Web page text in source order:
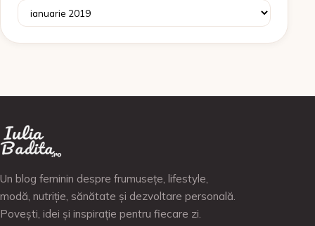
Arhive
Un blog feminin despre frumusețe, lifestyle,
modă, nutriție, sănătate și dezvoltare personală.
Povești, idei și inspirație pentru fiecare zi.